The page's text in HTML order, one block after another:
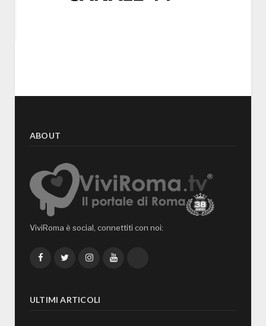
ABOUT
ViviRoma è social, connettiti con noi:
FacebookTwitterInstagramYouTube
ULTIMI ARTICOLI